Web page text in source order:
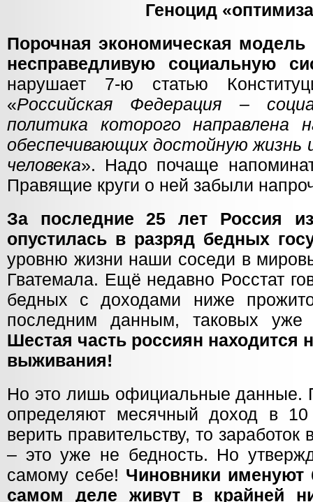
Геноцид
Порочная экономическая
несправедливую социальную
нарушает 7-ю статью
«Российская Федерация –
политика которого направлена
обеспечивающих достойную жизнь
человека». Надо почаще
Правящие круги о ней забыли
За последние 25 лет Россия
опустилась в разряд бедных
уровню жизни наши соседи в
Гватемала. Ещё недавно Росстат
бедных с доходами ниже
последним данным, таковых
Шестая часть россиян находится
выживания!
Но это лишь официальные данные.
определяют месячный доход в
верить правительству, то
– это уже не бедность. Но
самому себе! Чиновники именуют
самом деле живут в крайней